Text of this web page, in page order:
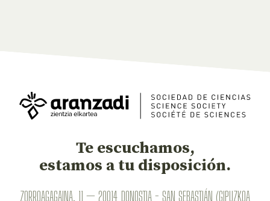
Te escuchamos,
estamos a tu disposición.
ZORROAGAGAINA, 11 — 20014 DONOSTIA - SAN SEBASTIÁN (GIPUZKOA